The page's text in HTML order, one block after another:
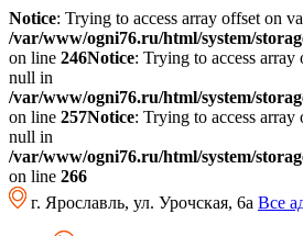
Notice: Trying to access array offset on
/var/www/ogni76.ru/html/system/
on line 246Notice: Trying to access
null in
/var/www/ogni76.ru/html/system/
on line 257Notice: Trying to access
null in
/var/www/ogni76.ru/html/system/
on line 266
г. Ярославль, ул. Урочская, 6а Все